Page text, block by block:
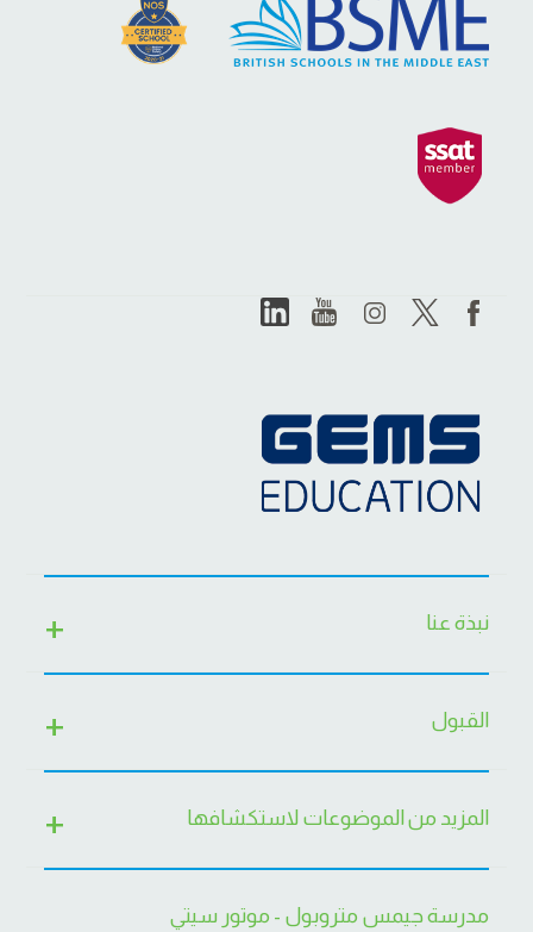
نبذة عنا
القبول
المزيد من الموضوعات لاستكشافها
مدرسة جيمس متروبول - موتور سيتي